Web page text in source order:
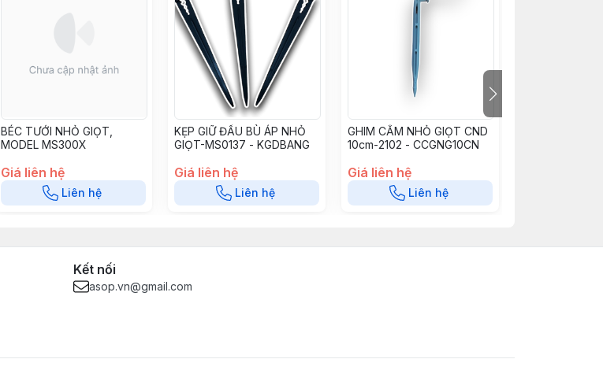
BÉC TƯỚI NHỎ GIỌT,
MODEL MS300X
Giá liên hệ
Liên hệ
KẸP GIỮ ĐẦU BÙ ÁP NHỎ
GIỌT-MS0137 - KGDBANG
Giá liên hệ
Liên hệ
GHIM CẮM NHỎ GIỌT CND
10cm-2102 - CCGNG10CN
Giá liên hệ
Liên hệ
Kết nối
asop.vn@gmail.com